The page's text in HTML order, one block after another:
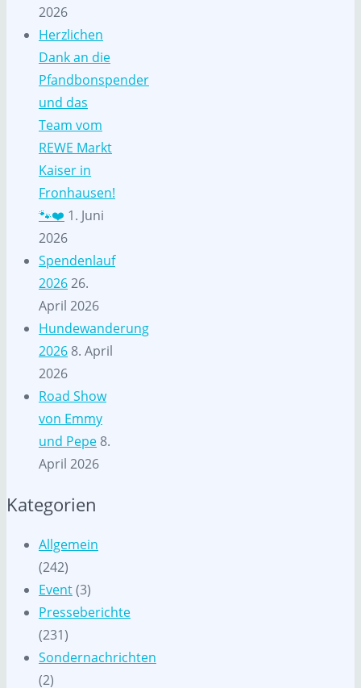
2026
Herzlichen
Dank an die
Pfandbonspender
und das
Team vom
REWE Markt
Kaiser in
Fronhausen!
🐾❤️ 1. Juni
2026
Spendenlauf
202626.
April 2026
Hundewanderung
2026 8. April
2026
Road Show
von Emmy
und Pepe 8.
April 2026
Kategorien
Allgemein
(242)
Event(3)
Presseberichte
(231)
Sondernachrichten
(2)